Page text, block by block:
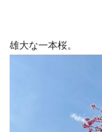
雄大な一本桜。